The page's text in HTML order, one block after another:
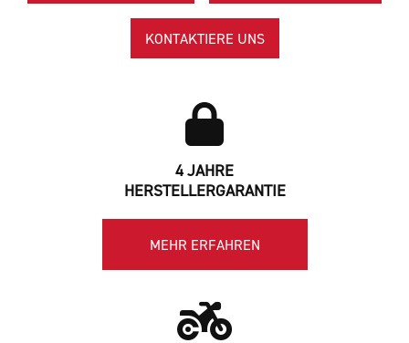
KONTAKTIERE UNS
4 JAHRE
HERSTELLERGARANTIE
MEHR ERFAHREN